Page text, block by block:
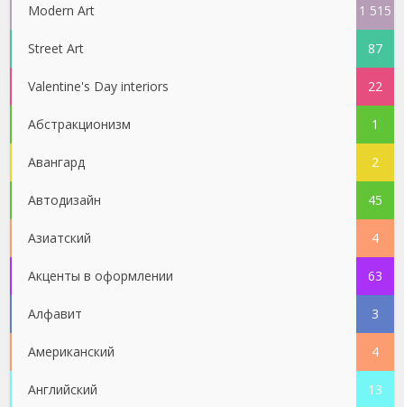
Modern Art 1 515
Street Art 87
Valentine's Day interiors 22
Абстракционизм 1
Авангард 2
Автодизайн 45
Азиатский 4
Акценты в оформлении 63
Алфавит 3
Американский 4
Английский 13